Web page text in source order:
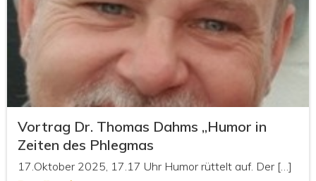
Vortrag Dr. Thomas Dahms „Humor in
Zeiten des Phlegmas
17.Oktober 2025, 17.17 Uhr Humor rüttelt auf. Der […]